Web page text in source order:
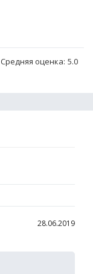
Средняя оценка: 5.0
28.06.2019